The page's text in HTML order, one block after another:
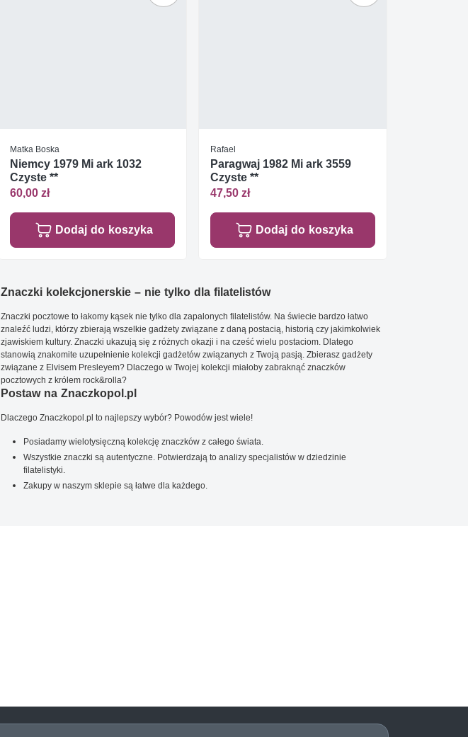
Matka Boska
Niemcy 1979 Mi ark 1032
Czyste **
60,00 zł
Dodaj do koszyka
Rafael
Paragwaj 1982 Mi ark 3559
Czyste **
47,50 zł
Dodaj do koszyka
Znaczki kolekcjonerskie – nie tylko dla filatelistów
Znaczki pocztowe to łakomy kąsek nie tylko dla zapalonych filatelistów. Na świecie bardzo łatwo
znaleźć ludzi, którzy zbierają wszelkie gadżety związane z daną postacią, historią czy jakimkolwiek
zjawiskiem kultury. Znaczki ukazują się z różnych okazji i na cześć wielu postaciom. Dlatego
stanowią znakomite uzupełnienie kolekcji gadżetów związanych z Twoją pasją. Zbierasz gadżety
związane z Elvisem Presleyem? Dlaczego w Twojej kolekcji miałoby zabraknąć znaczków
pocztowych z królem rock&rolla?
Postaw na Znaczkopol.pl
Dlaczego Znaczkopol.pl to najlepszy wybór? Powodów jest wiele!
Posiadamy wielotysięczną kolekcję znaczków z całego świata.
Wszystkie znaczki są autentyczne. Potwierdzają to analizy specjalistów w dziedzinie
filatelistyki.
Zakupy w naszym sklepie są łatwe dla każdego.